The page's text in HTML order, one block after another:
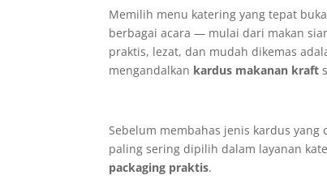
Memilih menu katering yang tepat
berbagai acara — mulai dari makan
praktis, lezat, dan mudah dikemas
mengandalkan kardus makanan kraft
Sebelum membahas jenis kardus
paling sering dipilih dalam layanan
packaging praktis.